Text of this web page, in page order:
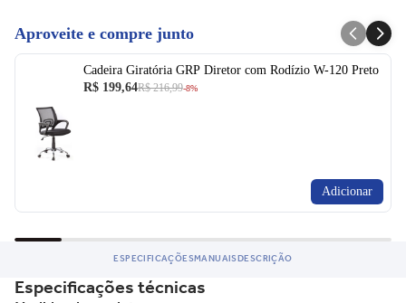
Aproveite e compre junto
Cadeira Giratória GRP Diretor com Rodízio W-120 Preto
R$ 199,64R$ 216,99-8%
Adicionar
ESPECIFICAÇÕESMANUAISDESCRIÇÃO
Especificações técnicas